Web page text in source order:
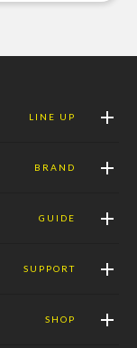
LINE UP
BRAND
GUIDE
SUPPORT
SHOP